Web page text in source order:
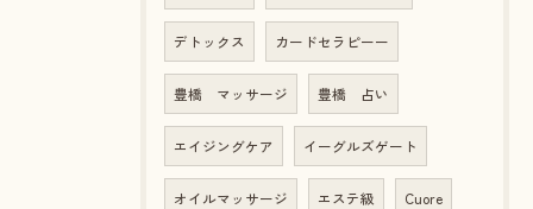
デトックス カードセラピーー
豊橋 マッサージ 豊橋 占い
エイジングケア イーグルズゲート
オイルマッサージ エステ級 Cuore